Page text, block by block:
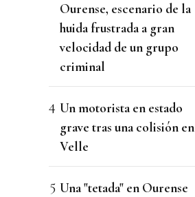
Ourense, escenario de la
huida frustrada a gran
velocidad de un grupo
criminal
Un motorista en estado
grave tras una colisión en
Velle
Una "tetada" en Ourense